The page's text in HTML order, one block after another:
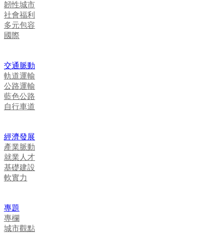
韌性城市
社會福利
多元包容
國際
交通脈動
軌道運輸
公路運輸
藍色公路
自行車道
經濟發展
產業脈動
就業人才
基礎建設
軟實力
專題
專欄
城市觀點